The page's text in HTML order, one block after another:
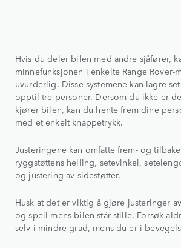
Hvis du deler bilen med andre sjåfører,
minnefunksjonen i enkelte Range
uvurderlig. Disse systemene kan lagre
opptil tre personer. Dersom du ikke er
kjører bilen, kan du hente frem dine
med et enkelt knappetrykk.
Justeringene kan omfatte frem- og
ryggstøttens helling, setevinkel,
og justering av sidestøtter.
Husk at det er viktig å gjøre justeringer
og speil mens bilen står stille. Forsøk
selv i mindre grad, mens du er i